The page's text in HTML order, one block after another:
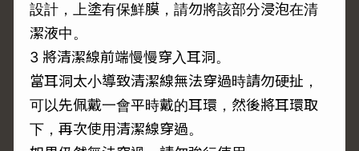
設計，上塗有保鮮膜，請勿將該部分浸泡在清
潔液中。
3 將清潔線前端慢慢穿入耳洞。
當耳洞太小導致清潔線無法穿過時請勿硬扯，
可以先佩戴一會平時戴的耳環，然後將耳環取
下，再次使用清潔線穿過。